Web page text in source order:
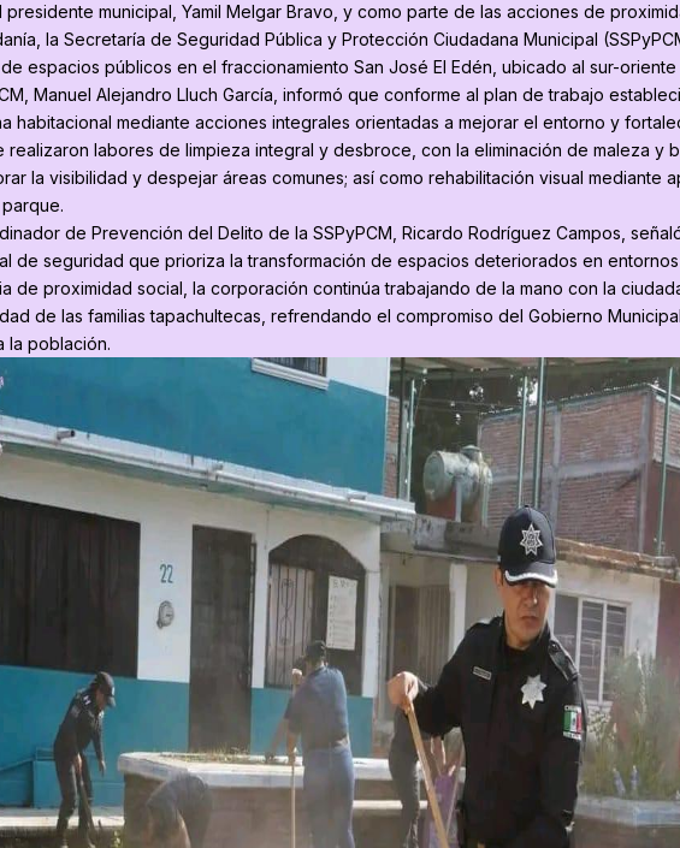
presidente municipal, Yamil Melgar Bravo, y como parte de las acciones de
la Secretaría de Seguridad Pública y Protección Ciudadana Municipal
espacios públicos en el fraccionamiento San José El Edén, ubicado al sur-
Manuel Alejandro Lluch García, informó que conforme al plan de trabajo
habitacional mediante acciones integrales orientadas a mejorar el entorno y
realizaron labores de limpieza integral y desbroce, con la eliminación de maleza y
la visibilidad y despejar áreas comunes; así como rehabilitación visual mediante
de Prevención del Delito de la SSPyPCM, Ricardo Rodríguez Campos,
de seguridad que prioriza la transformación de espacios deteriorados en
de proximidad social, la corporación continúa trabajando de la mano con la
de las familias tapachultecas, refrendando el compromiso del Gobierno
la población.